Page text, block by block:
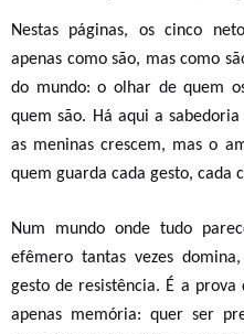
Nestas páginas, os cinco
apenas como são, mas como
do mundo: o olhar de quem
quem são. Há aqui a
as meninas crescem, mas o
quem guarda cada gesto, cada
Num mundo onde tudo
efêmero tantas vezes domina,
gesto de resistência. É a
apenas memória: quer ser